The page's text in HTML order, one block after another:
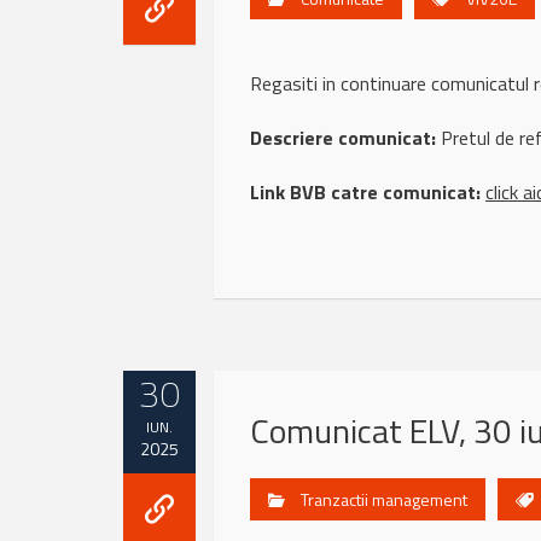
Regasiti in continuare comunicatul
Descriere comunicat: Pretul de
Link BVB catre comunicat:click
30
IUN.
2025 Comunicat ELV, 30
Tranzactii management